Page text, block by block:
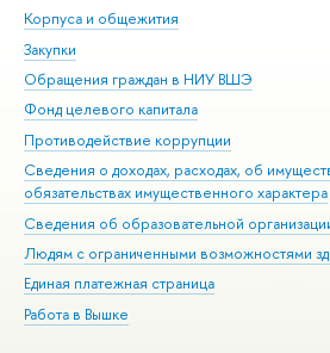
Корпуса и общежития
Закупки
Обращения граждан в НИУ ВШЭ
Фонд целевого капитала
Противодействие коррупции
Сведения о доходах, расходах, об
обязательствах имущественного характера
Сведения об образовательной
Людям с ограниченными возможностями
Единая платежная страница
Работа в Вышке